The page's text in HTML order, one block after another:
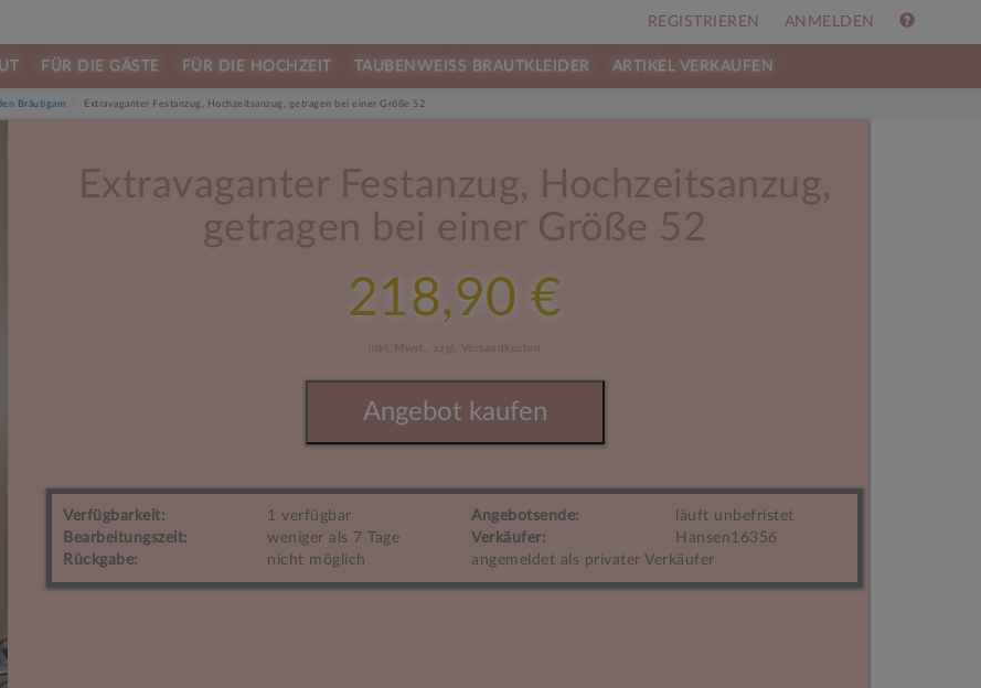
REGISTRIEREN ANMELDEN
FÜR DIE GÄSTE FÜR DIE HOCHZEIT TAUBENWEISS BRAUTKLEIDER ARTIKEL VERKAUFEN
Bräutigam Extravaganter Festanzug, Hochzeitsanzug, getragen bei einer Größe 52
Extravaganter Festanzug, Hochzeitsanzug,
getragen bei einer Größe 52
218,90 €
inkl. Mwst., zzgl. Versandkosten
Angebot kaufen
Verfügbarkeit: 1 verfügbar Angebotsende:
läuft unbefristet
Bearbeitungszeit:
weniger als 7 Tage Verkäufer:
Hansen16356
Rückgabe:
nicht möglich angemeldet als privater Verkäufer